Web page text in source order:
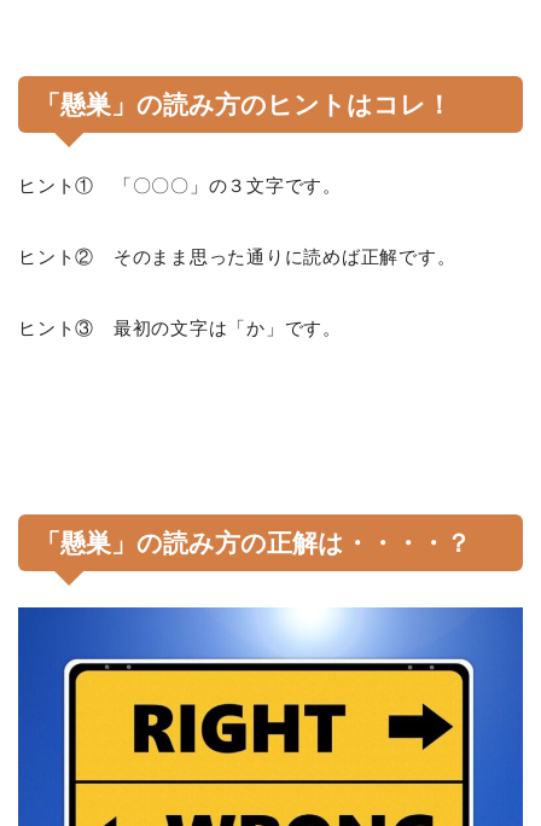
「懸巣」の読み方のヒントはコレ！
ヒント① 「〇〇〇」の３文字です。
ヒント② そのまま思った通りに読めば正解です。
ヒント③ 最初の文字は「か」です。
「懸巣」の読み方の正解は・・・・？